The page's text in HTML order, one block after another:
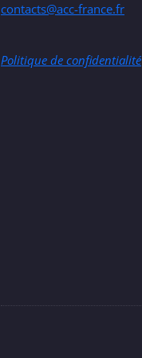
contacts@acc-france.fr
Politique de confidentialité